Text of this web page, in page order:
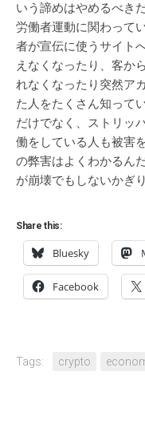
いう諦めはやめるべき
労働者運動に関わって
者が宣伝に使うサイト
えなくなったり、客か
れなくなったり突然ア
た人をたくさん知って
だけでなく、ストリッ
働をしている人も被害
の弊害はよくわかるん
が崩壊でもしないかぎ
Share this:
Bluesky
Facebook
Tags: crypto